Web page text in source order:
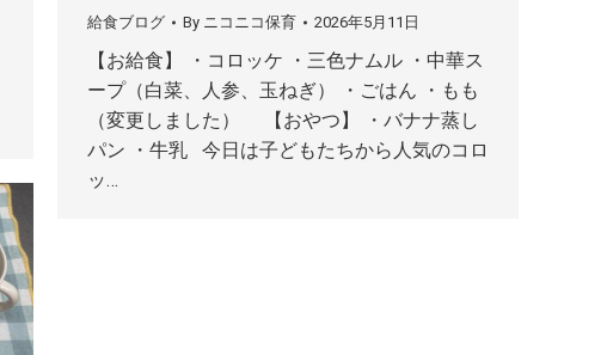
給食ブログ By ニコニコ保育 2026年5月11日
【お給食】 ・コロッケ ・三色ナムル ・中華ス
ープ（白菜、人参、玉ねぎ） ・ごはん ・もも
（変更しました） 【おやつ】 ・バナナ蒸し
パン ・牛乳 今日は子どもたちから人気のコロ
ッ…